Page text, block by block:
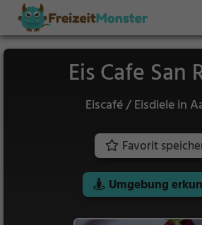
Eis Cafe San
Eiscafé / Eisdiele in
Favorit
Umgebung